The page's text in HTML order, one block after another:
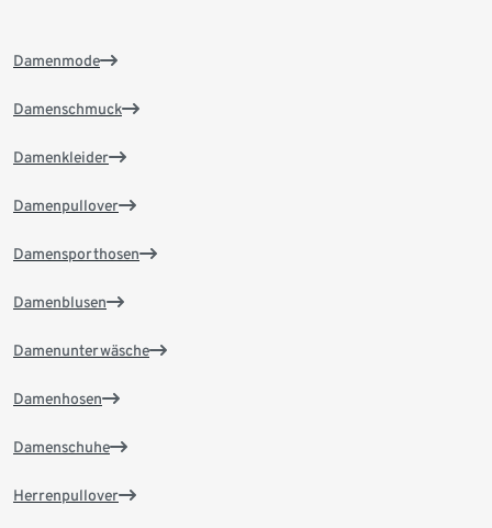
Damenmode
Damenschmuck
Damenkleider
Damenpullover
Damensporthosen
Damenblusen
Damenunterwäsche
Damenhosen
Damenschuhe
Herrenpullover